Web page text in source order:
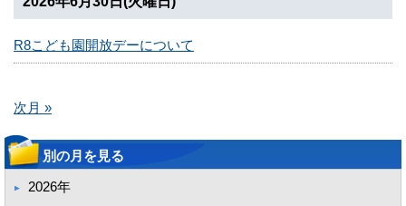
R8こども園開放デーについて
次月 »
別の月を見る
2026年